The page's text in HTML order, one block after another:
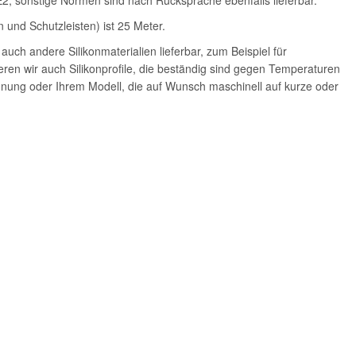
Schutzleisten) ist 25 Meter.
andere Silikonmaterialien lieferbar, zum Beispiel für
wir auch Silikonprofile, die beständig sind gegen Temperaturen
oder Ihrem Modell, die auf Wunsch maschinell auf kurze oder